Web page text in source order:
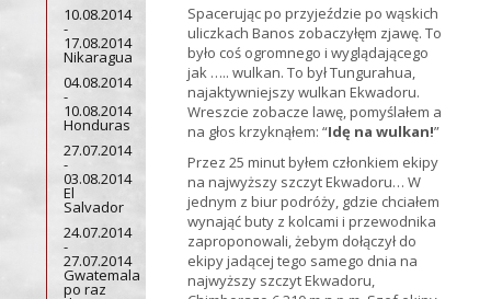
10.08.2014
-
17.08.2014
Nikaragua
04.08.2014
-
10.08.2014
Honduras
27.07.2014
-
03.08.2014
El
Salvador
24.07.2014
-
27.07.2014
Gwatemala
po raz
Spacerując po przyjeździe po wąskich
uliczkach Banos zobaczyłęm zjawę. To
było coś ogromnego i wyglądającego
jak ….. wulkan. To był Tungurahua,
najaktywniejszy wulkan Ekwadoru.
Wreszcie zobacze lawę, pomyślałem a
na głos krzyknąłem: “Idę na wulkan!”
Przez 25 minut byłem członkiem ekipy
na najwyższy szczyt Ekwadoru… W
jednym z biur podróży, gdzie chciałem
wynająć buty z kolcami i przewodnika
zaproponowali, żebym dołączył do
ekipy jadącej tego samego dnia na
najwyższy szczyt Ekwadoru,